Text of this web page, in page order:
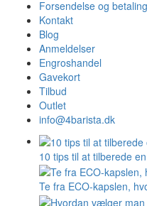
Forsendelse og betaling
Kontakt
Blog
Anmeldelser
Engroshandel
Gavekort
Tilbud
Outlet
info@4barista.dk
10 tips til at tilberede
Te fra ECO-kapslen,